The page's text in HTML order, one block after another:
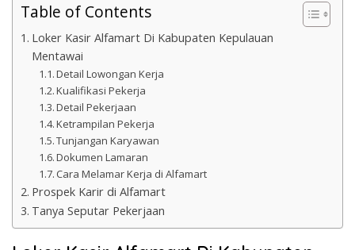
Table of Contents
Loker Kasir Alfamart Di Kabupaten Kepulauan
Mentawai
Detail Lowongan Kerja
Kualifikasi Pekerja
Detail Pekerjaan
Ketrampilan Pekerja
Tunjangan Karyawan
Dokumen Lamaran
Cara Melamar Kerja di Alfamart
Prospek Karir di Alfamart
Tanya Seputar Pekerjaan